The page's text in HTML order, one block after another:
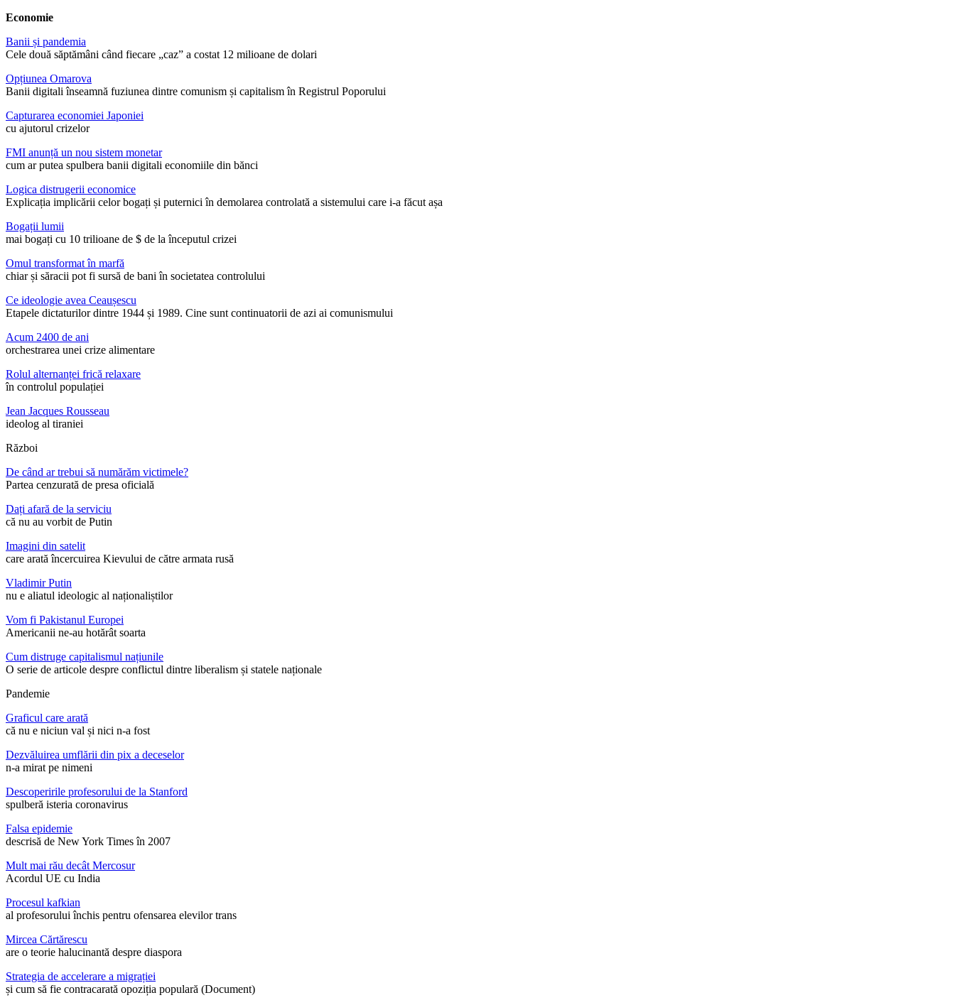
Economie
Banii și pandemia
Cele două săptămâni când fiecare „caz” a costat 12 milioane de dolari
Opțiunea Omarova
Banii digitali înseamnă fuziunea dintre comunism și capitalism în Registrul Poporului
Capturarea economiei Japoniei
cu ajutorul crizelor
FMI anunță un nou sistem monetar
cum ar putea spulbera banii digitali economiile din bănci
Logica distrugerii economice
Explicația implicării celor bogați și puternici în demolarea controlată a sistemului care i-a făcut așa
Bogații lumii
mai bogați cu 10 trilioane de $ de la începutul crizei
Omul transformat în marfă
chiar și săracii pot fi sursă de bani în societatea controlului
Ce ideologie avea Ceaușescu
Etapele dictaturilor dintre 1944 și 1989. Cine sunt continuatorii de azi ai comunismului
Acum 2400 de ani
orchestrarea unei crize alimentare
Rolul alternanței frică relaxare
în controlul populației
Jean Jacques Rousseau
ideolog al tiraniei
Război
De când ar trebui să numărăm victimele?
Partea cenzurată de presa oficială
Dați afară de la serviciu
că nu au vorbit de Putin
Imagini din satelit
care arată încercuirea Kievului de către armata rusă
Vladimir Putin
nu e aliatul ideologic al naționaliștilor
Vom fi Pakistanul Europei
Americanii ne-au hotărât soarta
Cum distruge capitalismul națiunile
O serie de articole despre conflictul dintre liberalism și statele naționale
Pandemie
Graficul care arată
că nu e niciun val și nici n-a fost
Dezvăluirea umflării din pix a deceselor
n-a mirat pe nimeni
Descoperirile profesorului de la Stanford
spulberă isteria coronavirus
Falsa epidemie
descrisă de New York Times în 2007
Mult mai rău decât Mercosur
Acordul UE cu India
Procesul kafkian
al profesorului închis pentru ofensarea elevilor trans
Mircea Cărtărescu
are o teorie halucinantă despre diaspora
Strategia de accelerare a migrației
și cum să fie contracarată opoziția populară (Document)